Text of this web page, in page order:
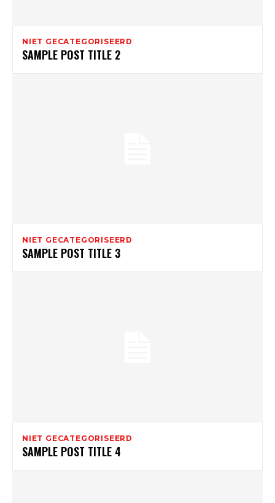
NIET GECATEGORISEERD
SAMPLE POST TITLE 2
NIET GECATEGORISEERD
SAMPLE POST TITLE 3
NIET GECATEGORISEERD
SAMPLE POST TITLE 4